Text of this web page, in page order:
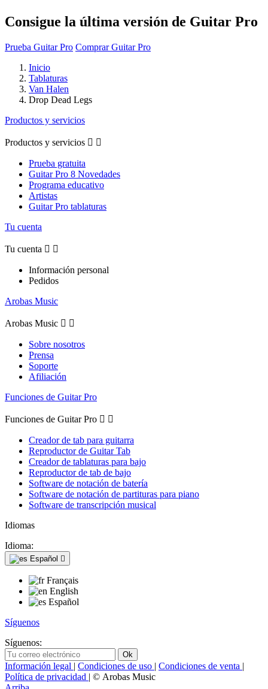
Consigue la última versión de Guitar Pro
Prueba Guitar Pro Comprar Guitar Pro
Inicio
Tablaturas
Van Halen
Drop Dead Legs
Productos y servicios
Productos y servicios  
Prueba gratuita
Guitar Pro 8 Novedades
Programa educativo
Artistas
Guitar Pro tablaturas
Tu cuenta
Tu cuenta  
Información personal
Pedidos
Arobas Music
Arobas Music  
Sobre nosotros
Prensa
Soporte
Afiliación
Funciones de Guitar Pro
Funciones de Guitar Pro  
Creador de tab para guitarra
Reproductor de Guitar Tab
Creador de tablaturas para bajo
Reproductor de tab de bajo
Software de notación de batería
Software de notación de partituras para piano
Software de transcripción musical
Idiomas
Idioma:
Español 
Français
English
Español
Síguenos
Síguenos:
Información legal | Condiciones de uso | Condiciones de venta |
Política de privacidad | © Arobas Music